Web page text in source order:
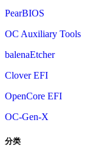
PearBIOS
OC Auxiliary Tools
balenaEtcher
Clover EFI
OpenCore EFI
OC-Gen-X
分类